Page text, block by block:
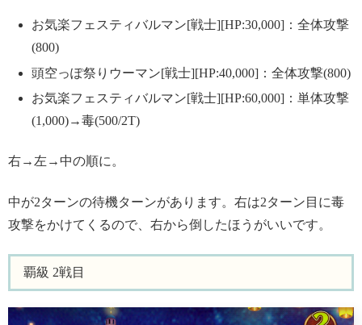
お気楽フェスティバルマン[戦士][HP:30,000]：全体攻撃
(800)
頭空っぽ祭りウーマン[戦士][HP:40,000]：全体攻撃(800)
お気楽フェスティバルマン[戦士][HP:60,000]：単体攻撃
(1,000)→毒(500/2T)
右→左→中の順に。
中が2ターンの待機ターンがあります。右は2ターン目に毒
攻撃をかけてくるので、右から倒したほうがいいです。
覇級 2戦目